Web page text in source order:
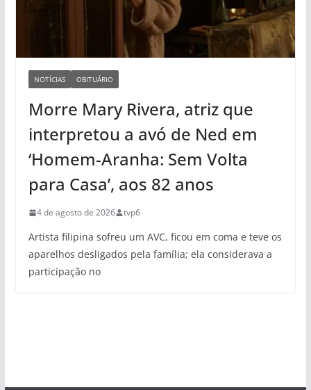
NOTÍCIAS OBITUÁRIO
Morre Mary Rivera, atriz que
interpretou a avó de Ned em
‘Homem-Aranha: Sem Volta
para Casa’, aos 82 anos
4 de agosto de 2026 tvp6
Artista filipina sofreu um AVC, ficou em coma e teve os
aparelhos desligados pela família; ela considerava a
participação no